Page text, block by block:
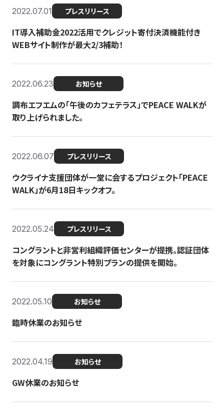
2022.07.01 プレスリリース
IT導入補助金2022活用でクレジット寄付決済機能付き
WEBサイト制作が最大2/3補助！
2022.06.23 お知らせ
調布エフエムの「午後のカフェテラス」でPEACE WALKが
取り上げられました。
2022.06.07 プレスリリース
ウクライナ支援団体が一堂に会するプロジェクト「PEACE
WALK」が6月18日キックオフ。
2022.05.24 プレスリリース
コングラントと非営利組織評価センターが提携。認証団体
を対象にコングラント特別プランの提供を開始。
2022.05.10 お知らせ
臨時休業のお知らせ
2022.04.19 お知らせ
GW休業のお知らせ